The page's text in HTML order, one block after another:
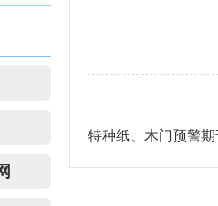
特种纸、木门预警期